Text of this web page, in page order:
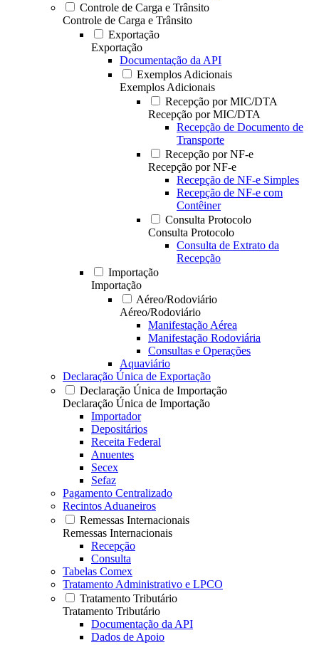
Controle de Carga e Trânsito
Controle de Carga e Trânsito
Exportação
Exportação
Documentação da API
Exemplos Adicionais
Exemplos Adicionais
Recepção por MIC/DTA
Recepção por MIC/DTA
Recepção de Documento de
Transporte
Recepção por NF-e
Recepção por NF-e
Recepção de NF-e Simples
Recepção de NF-e com
Contêiner
Consulta Protocolo
Consulta Protocolo
Consulta de Extrato da
Recepção
Importação
Importação
Aéreo/Rodoviário
Aéreo/Rodoviário
Manifestação Aérea
Manifestação Rodoviária
Consultas e Operações
Aquaviário
Declaração Única de Exportação
Declaração Única de Importação
Declaração Única de Importação
Importador
Depositários
Receita Federal
Anuentes
Secex
Sefaz
Pagamento Centralizado
Recintos Aduaneiros
Remessas Internacionais
Remessas Internacionais
Recepção
Consulta
Tabelas Comex
Tratamento Administrativo e LPCO
Tratamento Tributário
Tratamento Tributário
Documentação da API
Dados de Apoio